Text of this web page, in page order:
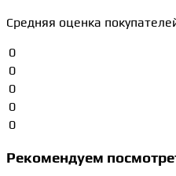
Средняя оценка
0
0
0
0
0
Рекомендуем